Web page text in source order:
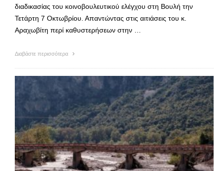
διαδικασίας του κοινοβουλευτικού ελέγχου στη Βουλή την
Τετάρτη 7 Οκτωβρίου. Απαντώντας στις αιτιάσεις του κ.
Αραχωβίτη περί καθυστερήσεων στην …
Διαβάστε περισσότερα